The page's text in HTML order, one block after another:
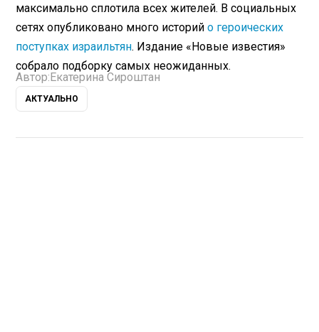
максимально сплотила всех жителей. В социальных
сетях опубликовано много историйо героических
поступках израильтян. Издание «Новые известия»
собрало подборку самых неожиданных.
Автор: Екатерина Сироштан
АКТУАЛЬНО